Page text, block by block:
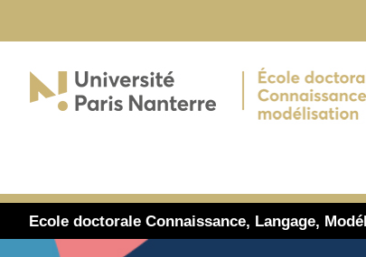
Ecole doctorale Connaissance, Langage,